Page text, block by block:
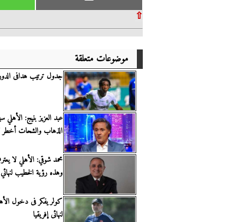
⇧
موضوعات متعلقة
جدول ترتيب هدافى
عبد العزيز بنيج:
الذهاب والشحات أخطر
محمد شوقي: الأهلي لا
وهذه رؤية الخطيب لنهائي
كولر يفكر فى دخول
لنهائى إفريقيا